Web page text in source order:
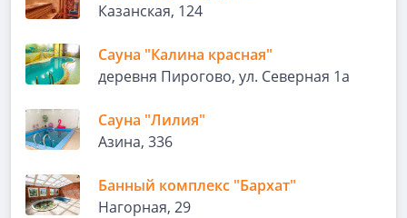
Казанская, 124
Сауна "Калина красная"
деревня Пирогово, ул. Северная 1а
Сауна "Лилия"
Азина, 336
Банный комплекс "Бархат"
Нагорная, 29